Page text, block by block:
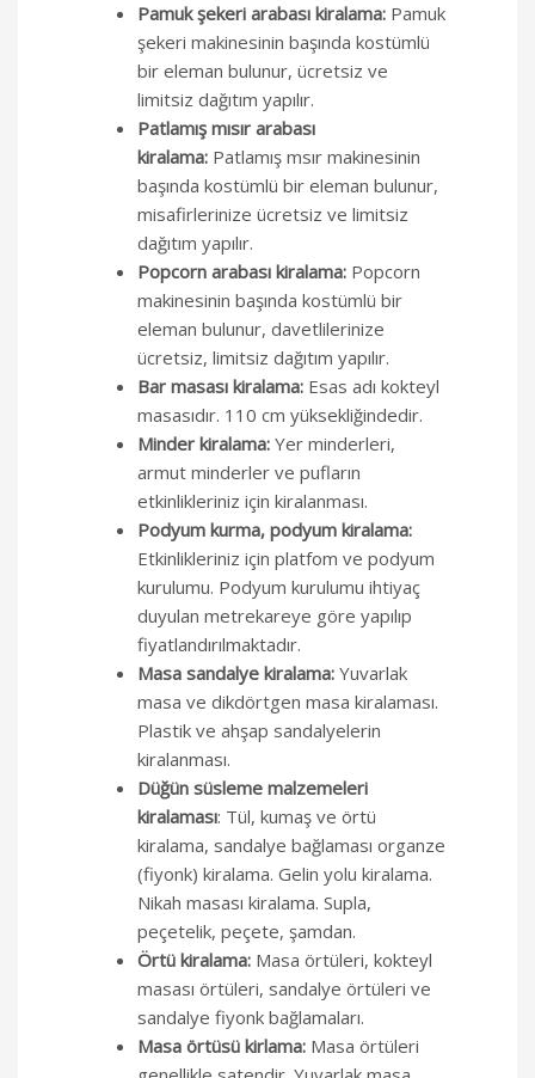
Pamuk şekeri arabası kiralama: Pamuk
şekeri makinesinin başında kostümlü
bir eleman bulunur, ücretsiz ve
limitsiz dağıtım yapılır.
Patlamış mısır arabası
kiralama: Patlamış msır makinesinin
başında kostümlü bir eleman bulunur,
misafirlerinize ücretsiz ve limitsiz
dağıtım yapılır.
Popcorn arabası kiralama: Popcorn
makinesinin başında kostümlü bir
eleman bulunur, davetlilerinize
ücretsiz, limitsiz dağıtım yapılır.
Bar masası kiralama: Esas adı kokteyl
masasıdır. 110 cm yüksekliğindedir.
Minder kiralama: Yer minderleri,
armut minderler ve pufların
etkinlikleriniz için kiralanması.
Podyum kurma, podyum kiralama:
Etkinlikleriniz için platfom ve podyum
kurulumu. Podyum kurulumu ihtiyaç
duyulan metrekareye göre yapılıp
fiyatlandırılmaktadır.
Masa sandalye kiralama: Yuvarlak
masa ve dikdörtgen masa kiralaması.
Plastik ve ahşap sandalyelerin
kiralanması.
Düğün süsleme malzemeleri
kiralaması: Tül, kumaş ve örtü
kiralama, sandalye bağlaması organze
(fiyonk) kiralama. Gelin yolu kiralama.
Nikah masası kiralama. Supla,
peçetelik, peçete, şamdan.
Örtü kiralama: Masa örtüleri, kokteyl
masası örtüleri, sandalye örtüleri ve
sandalye fiyonk bağlamaları.
Masa örtüsü kirlama: Masa örtüleri